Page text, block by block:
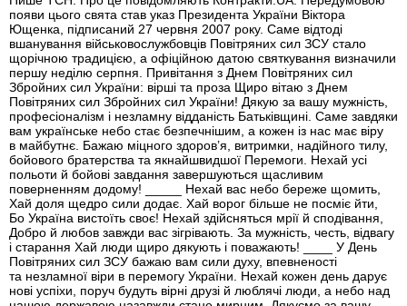
появи цього свята став указ Президента України Віктора
Ющенка, підписаний 27 червня 2007 року. Саме відтоді
вшанування військовослужбовців Повітряних сил ЗСУ стало
щорічною традицією, а офіційною датою святкування визначили
першу неділю серпня. Привітання з Днем Повітряних сил
Збройних сил України: вірші та проза Щиро вітаю з Днем
Повітряних сил Збройних сил України! Дякую за вашу мужність,
професіоналізм і незламну відданість Батьківщині. Саме завдяки
вам українське небо стає безпечнішим, а кожен із нас має віру
в майбутнє. Бажаю міцного здоров’я, витримки, надійного тилу,
бойового братерства та якнайшвидшої Перемоги. Нехай усі
польоти й бойові завдання завершуються щасливим
поверненням додому! _____ Нехай вас небо береже щомить,
Хай доля щедро сили додає. Хай ворог більше не посміє йти,
Бо Україна вистоїть своє! Нехай здійсняться мрії й сподівання,
Добро й любов завжди вас зігрівають. За мужність, честь, відвагу
і старання Хай люди щиро дякують і поважають! ____ У День
Повітряних сил ЗСУ бажаю вам сили духу, впевненості
та незламної віри в перемогу України. Нехай кожен день дарує
нові успіхи, поруч будуть вірні друзі й люблячі люди, а небо над